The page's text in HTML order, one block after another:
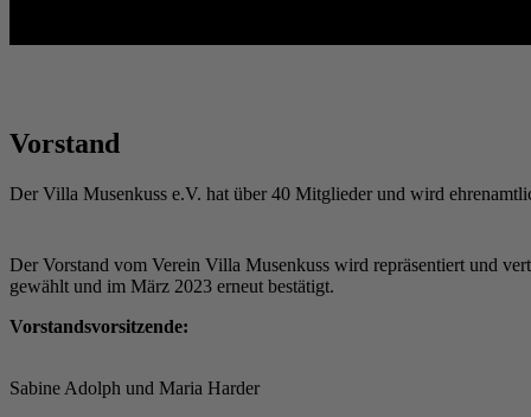
Vorstand
Der Villa Musenkuss e.V. hat über 40 Mitglieder und wird
Der Vorstand vom Verein Villa Musenkuss wird repräsentiert und
gewählt und im März 2023 erneut bestätigt.
Vorstandsvorsitzende:
Sabine Adolph und Maria Harder